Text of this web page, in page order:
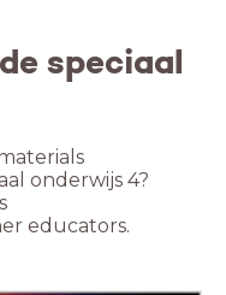
speciaal
onderwijs 4?
educators.